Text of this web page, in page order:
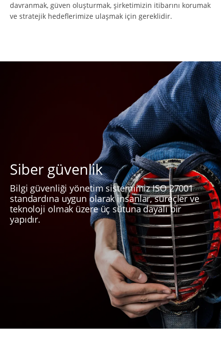
davranmak, güven oluşturmak, şirketimizin itibarını korumak
ve stratejik hedeflerimize ulaşmak için gereklidir.
Siber güvenlik
Bilgi güvenliği yönetim sistemimiz ISO 27001
standardına uygun olarak insanlar, süreçler ve
teknoloji olmak üzere üç sütuna dayalı bir
yapıdır.